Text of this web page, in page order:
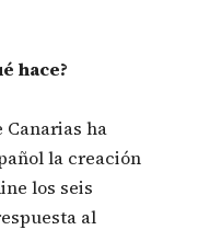
hace?
Canarias ha
la creación
los seis
al